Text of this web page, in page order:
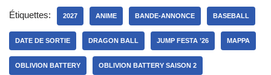
Étiquettes: 2027 ANIME BANDE-ANNONCE BASEBALL
DATE DE SORTIE DRAGON BALL JUMP FESTA ’26 MAPPA
OBLIVION BATTERY OBLIVION BATTERY SAISON 2